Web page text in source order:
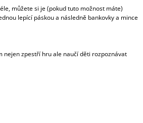
můžete si je (pokud tuto možnost máte)
lepící páskou a následně bankovky a mince
nejen zpestří hru ale naučí děti rozpoznávat